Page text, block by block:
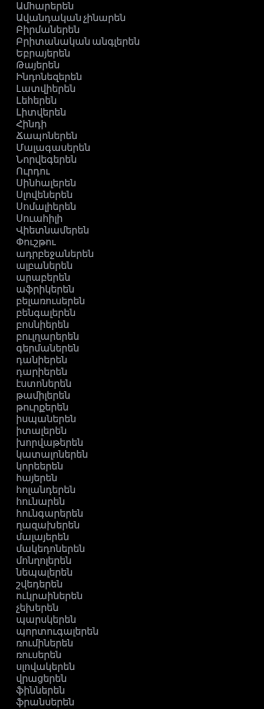
Ամհարերեն
Ավանդական չինարեն
Բիրմաներեն
Բրիտանական անգլերեն
Եբրայերեն
Թայերեն
Ինդոնեզերեն
Լատվիերեն
Լեհերեն
Լիտվերեն
Հինդի
Ճապոներեն
Մալագասերեն
Նորվեգերեն
Ուրդու
Սինհալերեն
Սլովեներեն
Սոմալիերեն
Սուահիլի
Վիետնամերեն
Փուշթու
ադրբեջաներեն
ալբաներեն
արաբերեն
աֆրիկերեն
բելառուսերեն
բենգալերեն
բոսնիերեն
բուլղարերեն
գերմաներեն
դանիերեն
դարիերեն
էստոներեն
թամիլերեն
թուրքերեն
իսպաներեն
իտալերեն
խորվաթերեն
կատալոներեն
կորեերեն
հայերեն
հոլանդերեն
հունարեն
հունգարերեն
ղազախերեն
մալայերեն
մակեդոներեն
մոնղոլերեն
նեպալերեն
շվեդերեն
ուկրաիներեն
չեխերեն
պարսկերեն
պորտուգալերեն
ռումիներեն
ռուսերեն
սլովակերեն
վրացերեն
ֆիններեն
ֆրանսերեն